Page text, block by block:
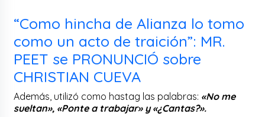
“Como hincha de Alianza lo tomo
como un acto de traición”: MR.
PEET se PRONUNCIÓ sobre
CHRISTIAN CUEVA
Además, utilizó como hastag las palabras: «No me
sueltan», «Ponte a trabajar» y «¿Cantas?».